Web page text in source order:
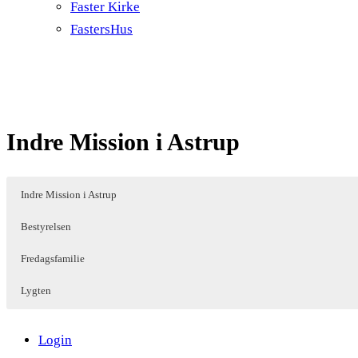
Faster Kirke
FastersHus
Indre Mission i Astrup
Indre Mission i Astrup
Bestyrelsen
Fredagsfamilie
Lygten
Login